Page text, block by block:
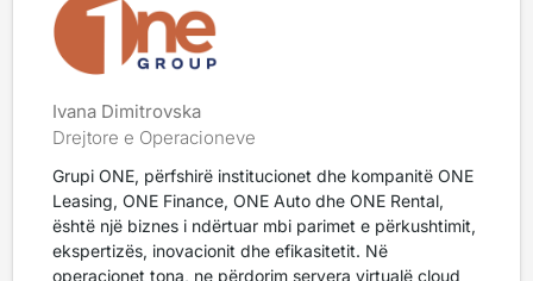
Ivana Dimitrovska
Drejtore e Operacioneve
Grupi ONE, përfshirë institucionet dhe kompanitë ONE
Leasing, ONE Finance, ONE Auto dhe ONE Rental,
është një biznes i ndërtuar mbi parimet e përkushtimit,
ekspertizës, inovacionit dhe efikasitetit. Në
operacionet tona, ne përdorim servera virtualë cloud